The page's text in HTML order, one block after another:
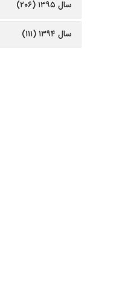
سال ۱۳۹۵ (۲۰۶)
سال ۱۳۹۴ (۱۱۱)